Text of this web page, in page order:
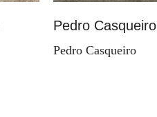
Pedro Casqueiro
Pedro Casqueiro